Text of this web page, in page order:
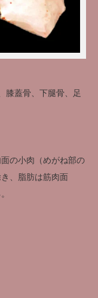
膝蓋骨、下腿骨、足
の小肉（めがね部の
、脂肪は筋肉面